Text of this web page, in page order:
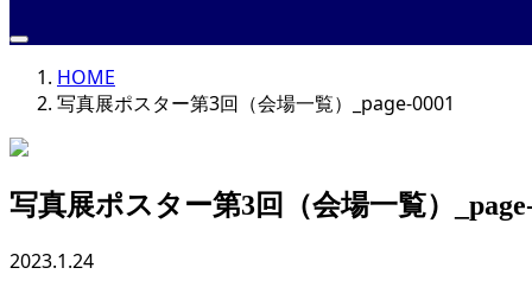
HOME
写真展ポスター第3回（会場一覧）_page-0001
写真展ポスター第3回（会場一覧）
2023.1.24